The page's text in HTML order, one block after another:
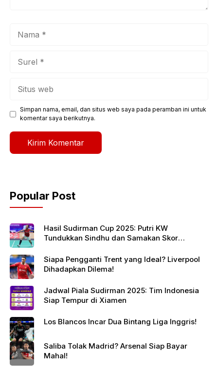
Simpan nama, email, dan situs web saya pada peramban ini untuk
komentar saya berikutnya.
Popular Post
Hasil Sudirman Cup 2025: Putri KW
Tundukkan Sindhu dan Samakan Skor
Siapa Pengganti Trent yang Ideal? Liverpool
Dihadapkan Dilema!
Jadwal Piala Sudirman 2025: Tim Indonesia
Siap Tempur di Xiamen
Los Blancos Incar Dua Bintang Liga Inggris!
Saliba Tolak Madrid? Arsenal Siap Bayar
Mahal!